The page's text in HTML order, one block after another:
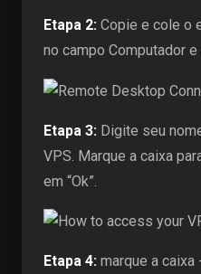
Etapa 2: Copie e cole o
no campo Computador
Etapa 3: Digite seu
VPS. Marque a caixa
em “Ok”.
Etapa 4: marque a caixa